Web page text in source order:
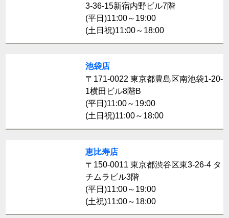
3-36-15新宿内野ビル7階
(平日)11:00～19:00
(土日祝)11:00～18:00
池袋店
〒171-0022 東京都豊島区南池袋1-20-
1横田ビル8階B
(平日)11:00～19:00
(土日祝)11:00～18:00
恵比寿店
〒150-0011 東京都渋谷区東3-26-4 タ
チムラビル3階
(平日)11:00～19:00
(土祝)11:00～18:00